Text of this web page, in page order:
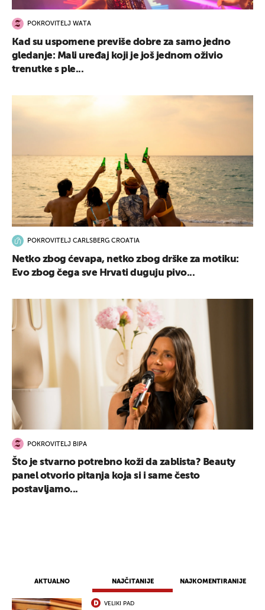
AKTUALNO NAJČITANIJE NAJKOMENTIRANIJE
VELIKI PAD
POKROVITELJ WATA
Kad su uspomene previše dobre za samo jedno
gledanje: Mali uređaj koji je još jednom oživio
trenutke s ple...
POKROVITELJ CARLSBERG CROATIA
Netko zbog ćevapa, netko zbog drške za motiku:
Evo zbog čega sve Hrvati duguju pivo...
POKROVITELJ BIPA
Što je stvarno potrebno koži da zablista? Beauty
panel otvorio pitanja koja si i same često
postavljamo...